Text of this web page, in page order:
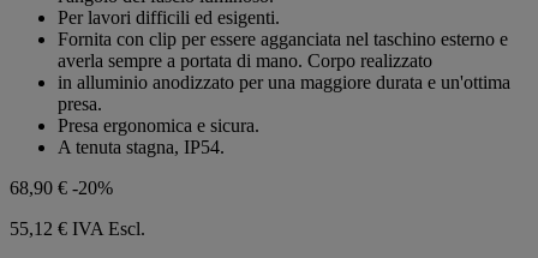
Per lavori difficili ed esigenti.
Fornita con clip per essere agganciata nel taschino esterno e
averla sempre a portata di mano. Corpo realizzato
in alluminio anodizzato per una maggiore durata e un'ottima
presa.
Presa ergonomica e sicura.
A tenuta stagna, IP54.
68,90 € -20%
55,12 € IVA Escl.